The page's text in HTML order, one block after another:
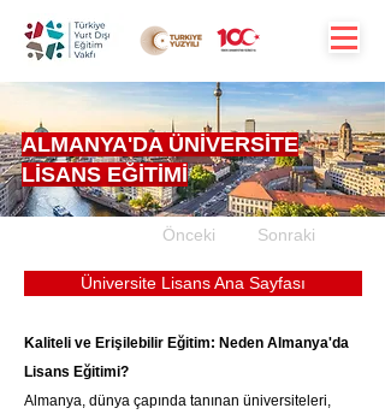
ALMANYA'DA ÜNİVERSİTE
LİSANS EĞİTİMİ
Önceki Sonraki
Üniversite Lisans Ana Sayfası
Kaliteli ve Erişilebilir Eğitim: Neden Almanya'da
Lisans Eğitimi?
Almanya, dünya çapında tanınan üniversiteleri,